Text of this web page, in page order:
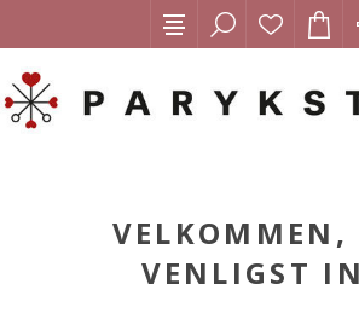
VELKOMMEN,
VENLIGST